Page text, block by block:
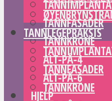
TANNFASADER
TANNKRONE
ALT-PÅ-4
ALT-PÅ-6
HJELP
TANNLEGEPRAKSIS
TANNFASADER
TANNKRONE